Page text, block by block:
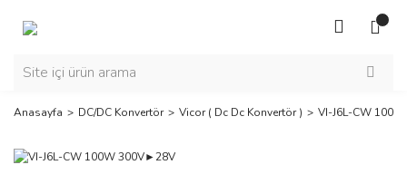
Anasayfa DC/DC Konvertör Vicor ( Dc Dc Konvertör ) VI-J6L-CW